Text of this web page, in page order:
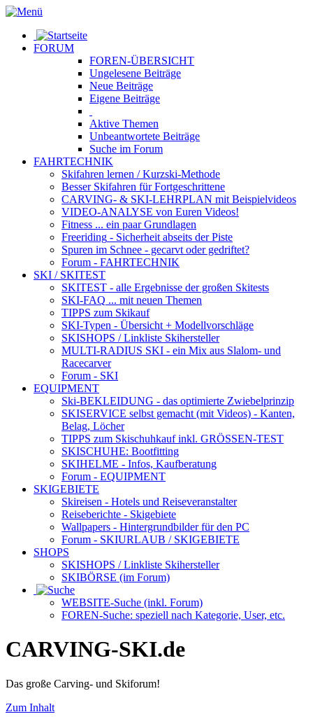
FORUM
FOREN-ÜBERSICHT
Ungelesene Beiträge
Neue Beiträge
Eigene Beiträge
Aktive Themen
Unbeantwortete Beiträge
Suche im Forum
FAHRTECHNIK
Skifahren lernen / Kurzski-Methode
Besser Skifahren für Fortgeschrittene
CARVING- & SKI-LEHRPLAN mit Beispielvideos
VIDEO-ANALYSE von Euren Videos!
Fitness ... ein paar Grundlagen
Freeriding - Sicherheit abseits der Piste
Spuren im Schnee - gecarvt oder gedriftet?
Forum - FAHRTECHNIK
SKI / SKITEST
SKITEST - alle Ergebnisse der großen Skitests
SKI-FAQ ... mit neuen Themen
TIPPS zum Skikauf
SKI-Typen - Übersicht + Modellvorschläge
SKISHOPS / Linkliste Skihersteller
MULTI-RADIUS SKI - ein Mix aus Slalom- und
Racecarver
Forum - SKI
EQUIPMENT
Ski-BEKLEIDUNG - das optimierte Zwiebelprinzip
SKISERVICE selbst gemacht (mit Videos) - Kanten,
Belag, Löcher
TIPPS zum Skischuhkaufinkl. GRÖSSEN-TEST
SKISCHUHE: Bootfitting
SKIHELME - Infos, Kaufberatung
Forum - EQUIPMENT
SKIGEBIETE
Skireisen - Hotels und Reiseveranstalter
Reiseberichte - Skigebiete
Wallpapers - Hintergrundbilder für den PC
Forum - SKIURLAUB / SKIGEBIETE
SHOPS
SKISHOPS / Linkliste Skihersteller
SKIBÖRSE (im Forum)
WEBSITE-Suche (inkl. Forum)
FOREN-Suche: speziell nach Kategorie, User, etc.
CARVING-SKI.de
Das große Carving- und Skiforum!
Zum Inhalt